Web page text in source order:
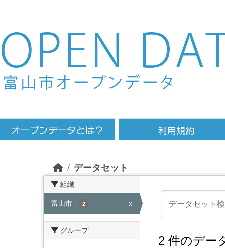
Skip to main content
データセット
組織
富山市 - 2 x
グループ
2 件のデー